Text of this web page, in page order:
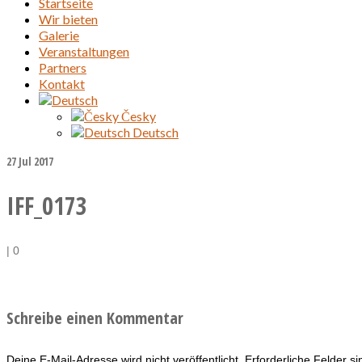
Wir bieten
Galerie
Veranstaltungen
Partners
Kontakt
Česky
Deutsch
27 Jul 2017
IFF_0173
| 0
Schreibe einen Kommentar
Deine E-Mail-Adresse wird nicht veröffentlicht. Erforderliche Felder